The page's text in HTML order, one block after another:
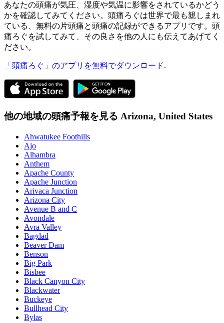
あなたの頭痛が気圧、湿度や気温に影響をされているかどう
かを確認してみてください。頭痛ろぐは世界で最も親しまれ
ている、無料の片頭痛と頭痛の記録ができるアプリです。頭
痛ろぐを試してみて、その良さを他の人にも伝えてあげてく
ださい。
「頭痛ろぐ」のアプリを無料でダウンロード.
他の地域の頭痛予報を見る Arizona, United States
Ahwatukee Foothills
Ajo
Alhambra
Anthem
Apache County
Apache Junction
Arivaca Junction
Arizona City
Avenue B and C
Avondale
Avra Valley
Bagdad
Beaver Dam
Benson
Big Park
Bisbee
Black Canyon City
Blackwater
Buckeye
Bullhead City
Bylas